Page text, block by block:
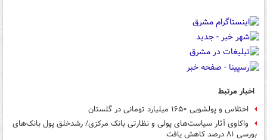
اخبار مرتبط
اختلاس و پولشویی ۱۶۵۰ میلیارد تومانی در گلستان
واکاوی آثار سیاست‌های پولی و نظارتی بانک مرکزی/ ‌رشدخلق پول بانک‌های
بورسی‌ ۸۱ درصد کاهش یافت‌